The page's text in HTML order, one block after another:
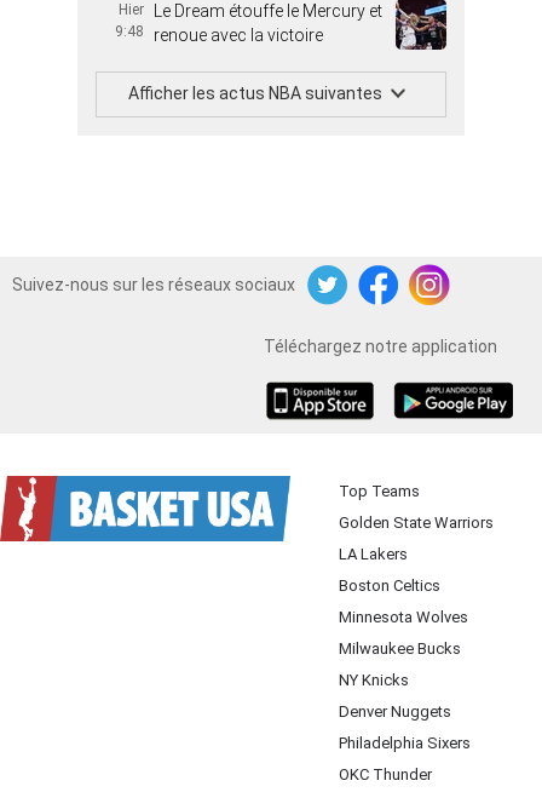
Hier
9:48
Le Dream étouffe le Mercury et
renoue avec la victoire
Afficher les actus NBA suivantes
Suivez-nous sur les réseaux sociaux
TwitterFacebookInstagram
Téléchargez notre application
Top Teams
Golden State Warriors
LA Lakers
Boston Celtics
Minnesota Wolves
Milwaukee Bucks
NY Knicks
Denver Nuggets
Philadelphia Sixers
OKC Thunder